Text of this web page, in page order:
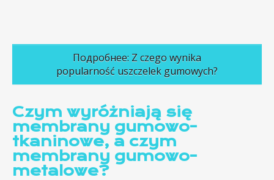
Подробнее: Z czego wynika
popularność uszczelek gumowych?
Czym wyróżniają się
membrany gumowo-
tkaninowe, a czym
membrany gumowo-
metalowe?